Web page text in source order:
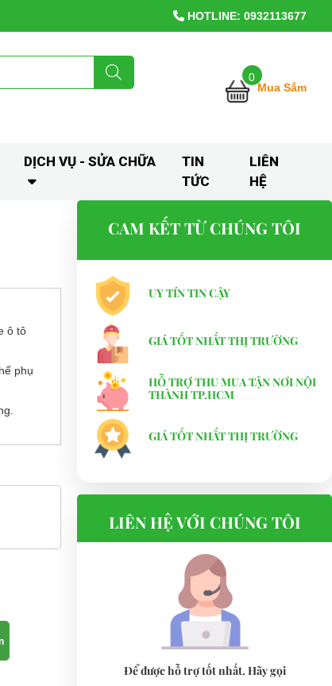
HOTLINE: 0932113677
0
Mua Sắm
DỊCH VỤ - SỬA CHỮA
TIN
TỨC
LIÊN
HỆ
ô tô
phụ
CAM KẾT TỪ CHÚNG TÔI
UY TÍN TIN CẬY
GIÁ TỐT NHẤT THỊ TRƯỜNG
HỖ TRỢ THU MUA TẬN NƠI NỘI
THÀNH TP.HCM
GIÁ TỐT NHẤT THỊ TRƯỜNG
LIÊN HỆ VỚI CHÚNG TÔI
Để được hỗ trợ tốt nhất. Hãy gọi